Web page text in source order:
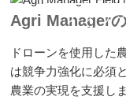
アグリ
Agri Manager
ドローンを使用した
は競争力強化に必須
農業の実現を支援しま